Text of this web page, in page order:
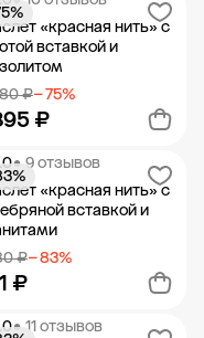
Добавить в корзину
«красная нить» с
вставкой и
₽− 75%
₽
Добавить в корзину
• 9 отзывов
«красная нить» с
вставкой и
₽− 83%
₽
• 11 отзывов